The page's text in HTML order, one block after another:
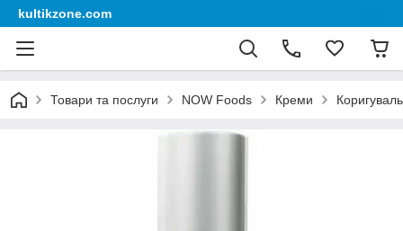
kultikzone.com
Товари та послуги NOW Foods Креми